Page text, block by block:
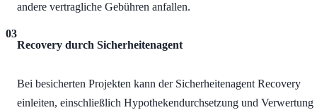
andere vertragliche Gebühren anfallen.
03
Recovery durch Sicherheitenagent
Bei besicherten Projekten kann der Sicherheitenagent Recovery
einleiten, einschließlich Hypothekendurchsetzung und Verwertung